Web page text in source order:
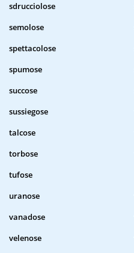
sdrucciolose
semolose
spettacolose
spumose
succose
sussiegose
talcose
torbose
tufose
uranose
vanadose
velenose